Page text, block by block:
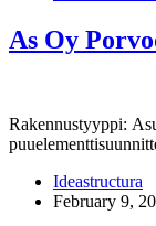
As Oy
Rakennustyyppi:
Ideastructura
February 9,